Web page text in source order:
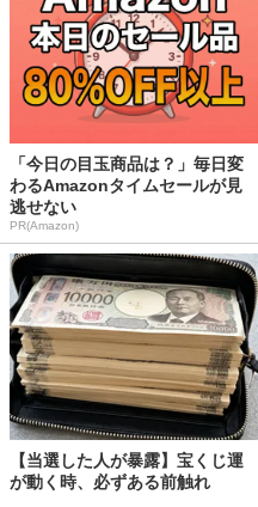
「今日の目玉商品は？」毎日変
わるAmazonタイムセールが見
逃せない
PR(Amazon)
【当選した人が暴露】宝くじ運
が動く時、必ずある前触れ